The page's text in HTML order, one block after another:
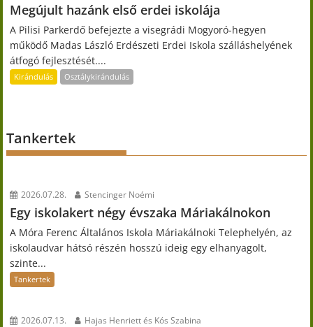
Megújult hazánk első erdei iskolája
A Pilisi Parkerdő befejezte a visegrádi Mogyoró-hegyen
működő Madas László Erdészeti Erdei Iskola szálláshelyének
átfogó fejlesztését....
Kirándulás Osztálykirándulás
Tankertek
2026.07.28. Stencinger Noémi
Egy iskolakert négy évszaka Máriakálnokon
A Móra Ferenc Általános Iskola Máriakálnoki Telephelyén, az
iskolaudvar hátsó részén hosszú ideig egy elhanyagolt,
szinte...
Tankertek
2026.07.13. Hajas Henriett és Kós Szabina